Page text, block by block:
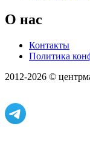
О нас
Контакты
Политика
2012-2026 ©